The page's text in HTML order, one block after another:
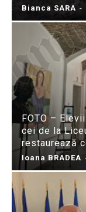
Bianca SARA -
FOTO –
cei de la
restaurează
Ioana BRADEA